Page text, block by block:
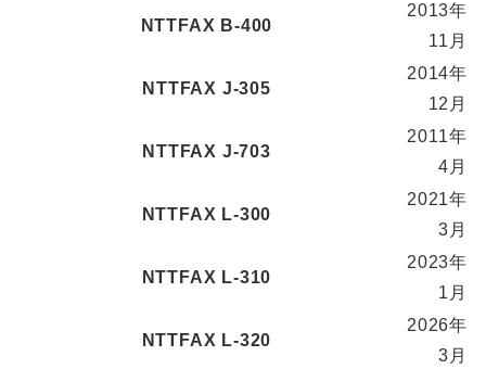
NTTFAX B-400
2013年
11月
NTTFAX J-305
2014年
12月
NTTFAX J-703
2011年
4月
NTTFAX L-300
2021年
3月
NTTFAX L-310
2023年
1月
NTTFAX L-320
2026年
3月